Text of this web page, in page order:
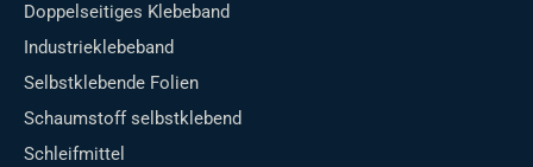
Doppelseitiges Klebeband
Industrieklebeband
Selbstklebende Folien
Schaumstoff selbstklebend
Schleifmittel